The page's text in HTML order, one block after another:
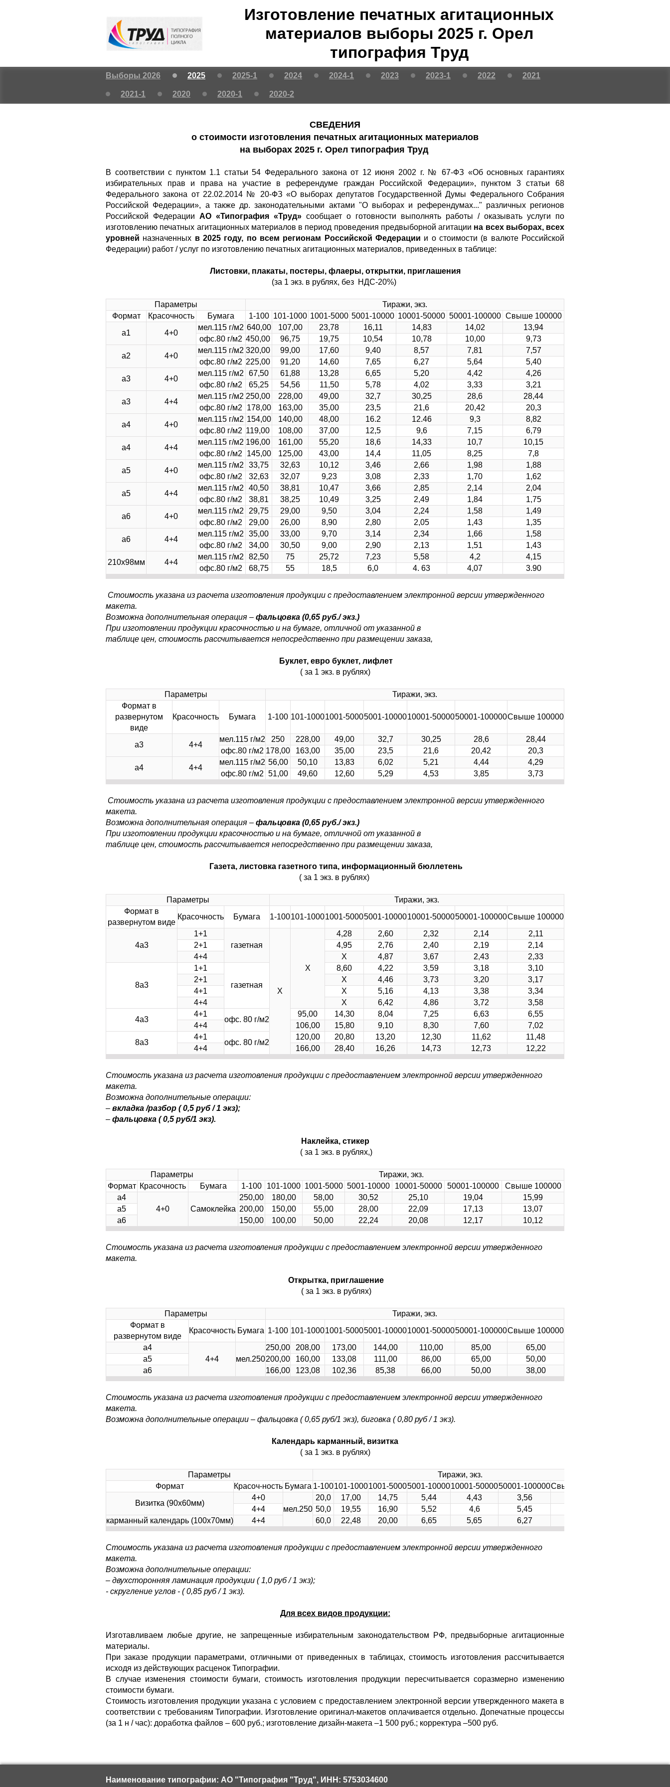
Изготовление печатных агитационных
материалов выборы 2025 г. Орел
типография Труд
Выборы 2026 2025 2025-1 2024 2024-1 2023 2023-1 2022 2021
2021-1 2020 2020-1 2020-2
СВЕДЕНИЯ
о стоимости изготовления печатных агитационных материалов
на выборах 2025 г. Орел типография Труд
В соответствии с пунктом 1.1 статьи 54 Федерального закона от 12 июня 2002 г. № 67-ФЗ «Об основных гарантиях
избирательных прав и права на участие в референдуме граждан Российской Федерации», пунктом 3 статьи 68
Федерального закона от 22.02.2014 № 20-ФЗ «О выборах депутатов Государственной Думы Федерального Собрания
Российской Федерации», а также др. законодательными актами "О выборах и референдумах..." различных регионов
Российской Федерации АО «Типография «Труд» сообщает о готовности выполнять работы / оказывать услуги по
изготовлению печатных агитационных материалов в период проведения предвыборной агитации на всех выборах, всех
уровней назначенных в 2025 году, по всем регионам Российской Федерации и о стоимости (в валюте Российской
Федерации) работ / услуг по изготовлению печатных агитационных материалов, приведенных в таблице:
Листовки, плакаты, постеры, флаеры, открытки, приглашения
(за 1 экз. в рублях, без НДС-20%)
Параметры
Тиражи, экз.
Формат
Красочность Бумага 1-100 101-1000 1001-5000 5001-10000 10001-50000 50001-100000 Свыше 100000
а1
4+0
мел.115 г/м2 640,00 107,00 23,78 16,11 14,83 14,02
13,94
офс.80 г/м2 450,00 96,75 19,75 10,54 10,78 10,00
9,73
а2
4+0
мел.115 г/м2 320,00 99,00 17,60 9,40 8,57 7,81
7,57
офс.80 г/м2 225,00 91,20 14,60 7,65 6,27 5,64
5,40
а3
4+0
мел.115 г/м2 67,50 61,88 13,28 6,65 5,20 4,42
4,26
офс.80 г/м2
65,25 54,56 11,50 5,78 4,02 3,33
3,21
а3
4+4
мел.115 г/м2 250,00 228,00 49,00 32,7 30,25 28,6
28,44
офс.80 г/м2
178,00 163,00 35,00 23,5 21,6 20,42
20,3
а4
4+0
мел.115 г/м2 154,00 140,00 48,00 16.2 12.46 9,3
8,82
офс.80 г/м2 119,00 108,00 37,00 12,5 9,6 7,15
6,79
а4
4+4
мел.115 г/м2 196,00 161,00 55,20 18,6 14,33 10,7
10,15
офс.80 г/м2
145,00 125,00 43,00 14,4 11,05 8,25
7,8
а5
4+0
мел.115 г/м2 33,75 32,63 10,12 3,46 2,66 1,98
1,88
офс.80 г/м2
32,63 32,07 9,23 3,08 2,33 1,70
1,62
а5
4+4
мел.115 г/м2 40,50 38,81 10,47 3,66 2,85 2,14
2,04
офс.80 г/м2
38,81 38,25 10,49 3,25 2,49 1,84
1,75
а6
4+0
мел.115 г/м2 29,75 29,00 9,50 3,04 2,24 1,58
1,49
офс.80 г/м2
29,00 26,00 8,90 2,80 2,05 1,43
1,35
а6
4+4
мел.115 г/м2 35,00 33,00 9,70 3,14 2,34 1,66
1,58
офс.80 г/м2
34,00 30,50 9,00 2,90 2,13 1,51
1,43
210х98мм
4+4
мел.115 г/м2 82,50 75 25,72 7,23 5,58 4,2
4,15
офс.80 г/м2
68,75 55 18,5 6,0 4. 63 4,07 3.90
Стоимость указана из расчета изготовления продукции с предоставлением электронной версии утвержденного
макета.
Возможна дополнительная операция – фальцовка (0,65 руб./ экз.)
При изготовлении продукции красочностью и на бумаге, отличной от указанной в
таблице цен, стоимость рассчитывается непосредственно при размещении заказа,
Буклет, евро буклет, лифлет
( за 1 экз. в рублях)
Параметры
Тиражи, экз.
Формат в
развернутом
виде
Красочность Бумага 1-100 101-10001001-50005001-1000010001-5000050001-100000Свыше 100000
а3 4+4
мел.115 г/м2 250 228,00 49,00 32,7 30,25 28,6
28,44
офс.80 г/м2 178,00 163,00 35,00 23,5 21,6 20,42
20,3
а4
4+4
мел.115 г/м2 56,00 50,10 13,83 6,02 5,21 4,44
4,29
офс.80 г/м2 51,00 49,60 12,60 5,29 4,53 3,85 3,73
Стоимость указана из расчета изготовления продукции с предоставлением электронной версии утвержденного
макета.
Возможна дополнительная операция – фальцовка (0,65 руб./ экз.)
При изготовлении продукции красочностью и на бумаге, отличной от указанной в
таблице цен, стоимость рассчитывается непосредственно при размещении заказа,
Газета, листовка газетного типа, информационный бюллетень
( за 1 экз. в рублях)
Параметры
Тиражи, экз.
Формат в
развернутом виде
Красочность Бумага 1-100101-10001001-50005001-1000010001-5000050001-100000Свыше 100000
4а3
1+1
газетная
Х
Х
4,28 2,60 2,32 2,14
2,11
2+1
4,95 2,76 2,40 2,19
2,14
4+4
Х 4,87 3,67 2,43 2,33
8а3
1+1
газетная
8,60 4,22 3,59 3,18
3,10
2+1
Х 4,46 3,73 3,20
3,17
4+1
Х 5,16 4,13 3,38
3,34
4+4
Х 6,42 4,86 3,72
3,58
4а3
4+1
офс. 80 г/м2
95,00 14,30 8,04 7,25 6,63
6,55
4+4
106,00 15,80 9,10 8,30 7,60
7,02
8а3
4+1
офс. 80 г/м2
120,00 20,80 13,20 12,30 11,62
11,48
4+4
166,00 28,40 16,26 14,73 12,73 12,22
Стоимость указана из расчета изготовления продукции с предоставлением электронной версии утвержденного
макета.
Возможна дополнительные операции:
– вкладка /разбор ( 0,5 руб / 1 экз);
– фальцовка ( 0,5 руб/1 экз).
Наклейка, стикер
( за 1 экз. в рублях,)
Параметры
Тиражи, экз.
Формат Красочность Бумага 1-100 101-1000 1001-5000 5001-10000 10001-50000 50001-100000
Свыше 100000
а4
4+0
Самоклейка
250,00 180,00 58,00 30,52 25,10 19,04
15,99
а5
200,00 150,00 55,00 28,00 22,09 17,13
13,07
а6
150,00 100,00 50,00 22,24 20,08 12,17 10,12
Стоимость указана из расчета изготовления продукции с предоставлением электронной версии утвержденного
макета.
Открытка, приглашение
( за 1 экз. в рублях)
Параметры
Тиражи, экз.
Формат в
развернутом виде
Красочность Бумага 1-100 101-10001001-50005001-1000010001-5000050001-100000Свыше 100000
а4
4+4
мел.250
250,00 208,00 173,00 144,00 110,00 85,00
65,00
а5
200,00 160,00 133,08 111,00 86,00 65,00
50,00
а6
166,00 123,08 102,36 85,38 66,00 50,00 38,00
Стоимость указана из расчета изготовления продукции с предоставлением электронной версии утвержденного
макета.
Возможна дополнительные операции – фальцовка ( 0,65 руб/1 экз), биговка ( 0,80 руб / 1 экз).
Календарь карманный, визитка
( за 1 экз. в рублях)
Параметры
Тиражи, экз.
Формат
Красоч-ность Бумага 1-100101-10001001-50005001-1000010001-5000050001-100000Свыше 100000
Визитка (90х60мм)
4+0
мел.250
20,0 17,00 14,75 5,44 4,43 3,56
4+4
50,0 19,55 16,90 5,52 4,6 5,45
карманный календарь (100х70мм)
4+4 60,0 22,48 20,00 6,65 5,65 6,27
Стоимость указана из расчета изготовления продукции с предоставлением электронной версии утвержденного
макета.
Возможна дополнительные операции:
– двухсторонняя ламинация продукции ( 1,0 руб / 1 экз);
- скругление углов - ( 0,85 руб / 1 экз).
Для всех видов продукции:
Изготавливаем любые другие, не запрещенные избирательным законодательством РФ, предвыборные агитационные
материалы.
При заказе продукции параметрами, отличными от приведенных в таблицах, стоимость изготовления рассчитывается
исходя из действующих расценок Типографии.
В случае изменения стоимости бумаги, стоимость изготовления продукции пересчитывается соразмерно изменению
стоимости бумаги.
Стоимость изготовления продукции указана с условием с предоставлением электронной версии утвержденного макета в
соответствии с требованиям Типографии. Изготовление оригинал-макетов оплачивается отдельно. Допечатные процессы
(за 1 н / час): доработка файлов – 600 руб.; изготовление дизайн-макета –1 500 руб.; корректура –500 руб.
Наименование типографии: АО "Типография "Труд", ИНН: 5753034600